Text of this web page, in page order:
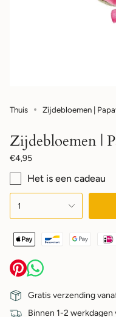
Thuis Zijdebloemen |
Zijdebloemen |
Normale
€4,95
Het is een cadeau
{"in_cart_html"=>"",
"decrease"=>"",
"multiples_of"=>"",
"minimum_of"=>"",
"maximum_of"=>""}
1
Gratis verzending
Binnen 1-2 werkdagen